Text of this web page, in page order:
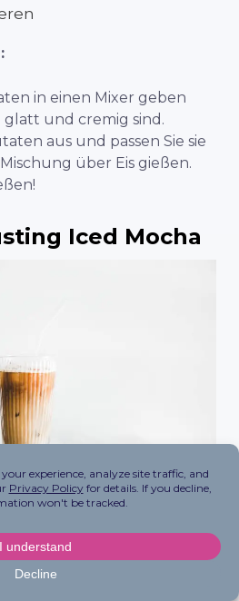
in einen Mixer geben
glatt und cremig sind.
aus und passen Sie sie
über Eis gießen.
Iced Mocha
– dieses Rezept ist für Sie!
Reishi und dem